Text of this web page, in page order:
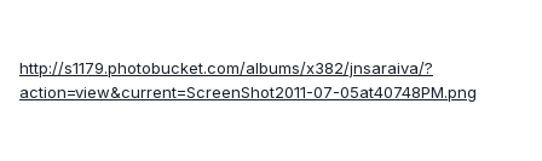
http://s1179.photobucket.com/albums/x382/jnsaraiva/?
action=view&current=ScreenShot2011-07-05at40748PM.png